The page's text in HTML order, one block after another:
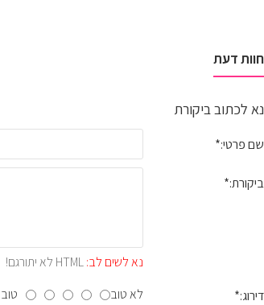
חוות דעת
נא לכתוב ביקורת
שם פרטי:
ביקורת:
נא לשים לב:
דירוג:
לא טוב טוב